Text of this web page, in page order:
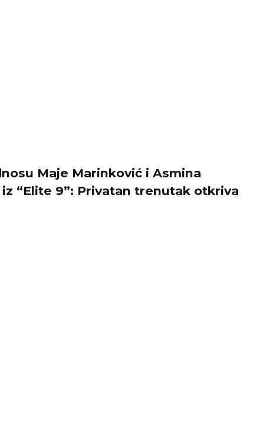
Maje Marinković i Asmina
“Elite 9”: Privatan trenutak otkriva